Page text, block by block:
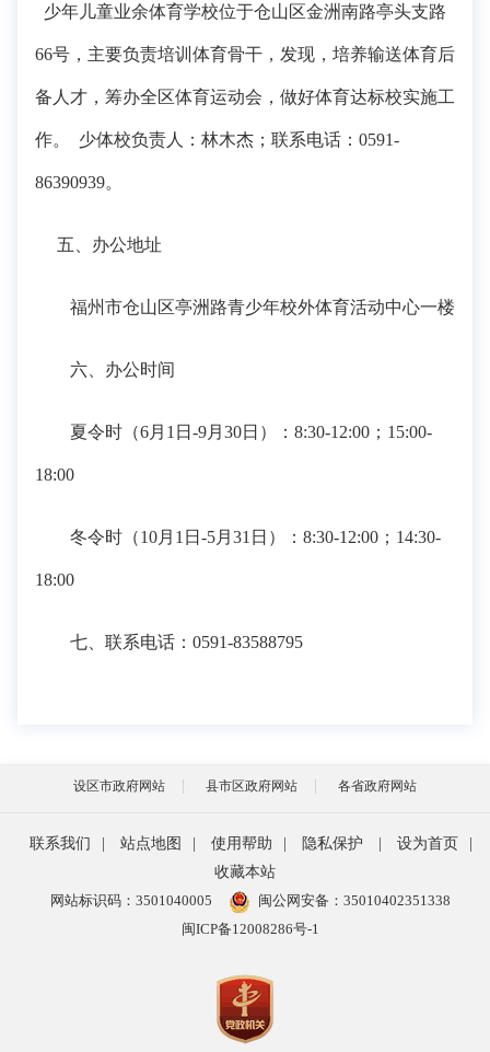
少年儿童业余体育学校位于仓山区金洲南路亭头支路
66号，主要负责培训体育骨干，发现，培养输送体育后
备人才，筹办全区体育运动会，做好体育达标校实施工
作。 少体校负责人：林木杰；联系电话：0591-
86390939。
五、办公地址
福州市仓山区亭洲路青少年校外体育活动中心一楼
六、办公时间
夏令时（6月1日-9月30日）：8:30-12:00；15:00-
18:00
冬令时（10月1日-5月31日）：8:30-12:00；14:30-
18:00
七、联系电话：0591-83588795
设区市政府网站 县市区政府网站 各省政府网站
联系我们 站点地图 使用帮助 隐私保护 设为首页
收藏本站
网站标识码：3501040005
闽公网安备：35010402351338
闽ICP备12008286号-1